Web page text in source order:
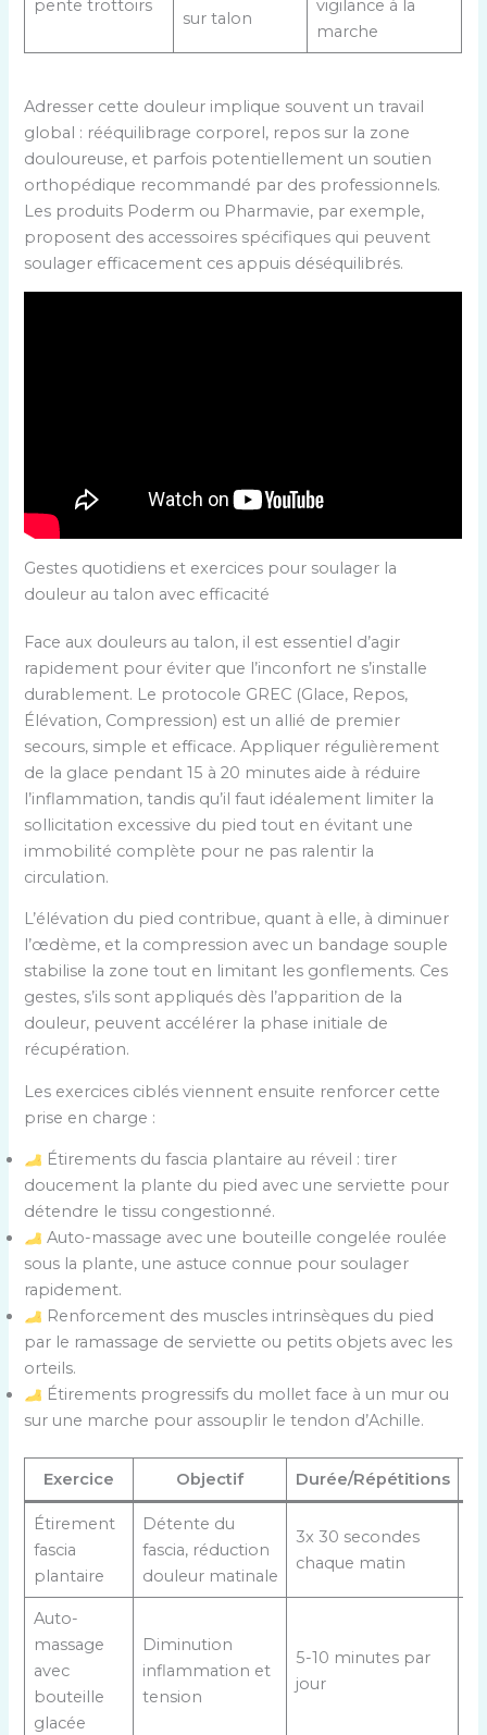
pente trottoirs
sur talon
vigilance à la
marche
Adresser cette douleur implique souvent un travail
global : rééquilibrage corporel, repos sur la zone
douloureuse, et parfois potentiellement un soutien
orthopédique recommandé par des professionnels.
Les produits Poderm ou Pharmavie, par exemple,
proposent des accessoires spécifiques qui peuvent
soulager efficacement ces appuis déséquilibrés.
Gestes quotidiens et exercices pour soulager la
douleur au talon avec efficacité
Face aux douleurs au talon, il est essentiel d’agir
rapidement pour éviter que l’inconfort ne s’installe
durablement. Le protocole GREC (Glace, Repos,
Élévation, Compression) est un allié de premier
secours, simple et efficace. Appliquer régulièrement
de la glace pendant 15 à 20 minutes aide à réduire
l’inflammation, tandis qu’il faut idéalement limiter la
sollicitation excessive du pied tout en évitant une
immobilité complète pour ne pas ralentir la
circulation.
L’élévation du pied contribue, quant à elle, à diminuer
l’œdème, et la compression avec un bandage souple
stabilise la zone tout en limitant les gonflements. Ces
gestes, s’ils sont appliqués dès l’apparition de la
douleur, peuvent accélérer la phase initiale de
récupération.
Les exercices ciblés viennent ensuite renforcer cette
prise en charge :
Étirements du fascia plantaire au réveil : tirer
doucement la plante du pied avec une serviette pour
détendre le tissu congestionné.
Auto-massage avec une bouteille congelée roulée
sous la plante, une astuce connue pour soulager
rapidement.
Renforcement des muscles intrinsèques du pied
par le ramassage de serviette ou petits objets avec les
orteils.
Étirements progressifs du mollet face à un mur ou
sur une marche pour assouplir le tendon d’Achille.
Exercice Objectif Durée/Répétitions
Étirement
fascia
plantaire
Détente du
fascia, réduction
douleur matinale
3x 30 secondes
chaque matin
Auto-
massage
avec
bouteille
glacée
Diminution
inflammation et
tension
5-10 minutes par
jour